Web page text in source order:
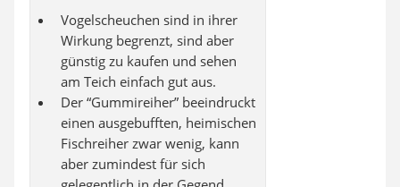
Vogelscheuchen sind in ihrer
Wirkung begrenzt, sind aber
günstig zu kaufen und sehen
am Teich einfach gut aus.
Der “Gummireiher” beeindruckt
einen ausgebufften, heimischen
Fischreiher zwar wenig, kann
aber zumindest für sich